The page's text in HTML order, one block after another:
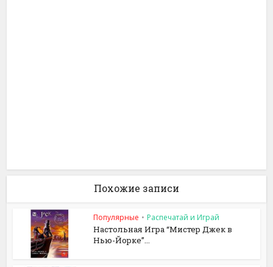
Похожие записи
Популярные • Распечатай и Играй
Настольная Игра “Мистер Джек в
Нью-Йорке”...